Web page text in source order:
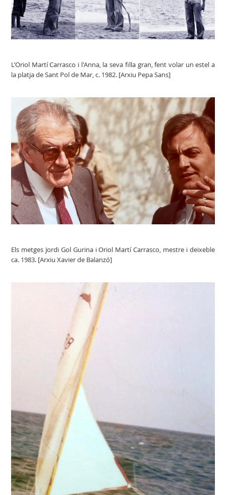
L’Oriol Martí Carrasco i l'Anna, la seva filla gran, fent volar un estel a
la platja de Sant Pol de Mar, c. 1982. [Arxiu Pepa Sans]
Els metges Jordi Gol Gurina i Oriol Martí Carrasco, mestre i deixeble
ca. 1983. [Arxiu Xavier de Balanzó]